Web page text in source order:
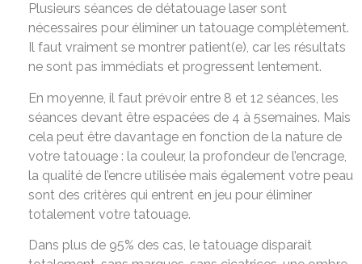
Plusieurs séances de détatouage laser sont
nécessaires pour éliminer un tatouage complètement.
Il faut vraiment se montrer patient(e), car les résultats
ne sont pas immédiats et progressent lentement.
En moyenne, il faut prévoir entre 8 et 12 séances, les
séances devant être espacées de 4 à 5semaines. Mais
cela peut être davantage en fonction de la nature de
votre tatouage : la couleur, la profondeur de l’encrage,
la qualité de l’encre utilisée mais également votre peau
sont des critères qui entrent en jeu pour éliminer
totalement votre tatouage.
Dans plus de 95% des cas, le tatouage disparait